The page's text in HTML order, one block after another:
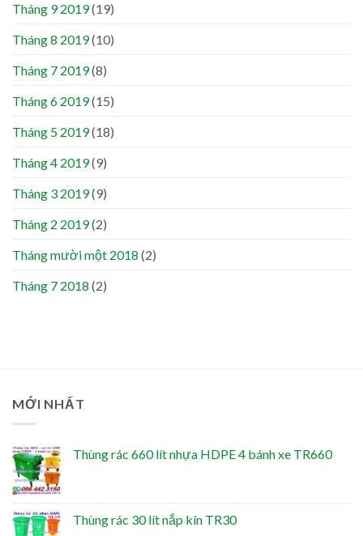
Tháng 9 2019(19)
Tháng 8 2019(10)
Tháng 7 2019(8)
Tháng 6 2019(15)
Tháng 5 2019(18)
Tháng 4 2019(9)
Tháng 3 2019(9)
Tháng 2 2019(2)
Tháng mười một 2018 (2)
Tháng 7 2018 (2)
MỚI NHẤT
Thùng rác 660 lít nhựa HDPE 4 bánh xe TR660
Thùng rác 30 lít nắp kín TR30